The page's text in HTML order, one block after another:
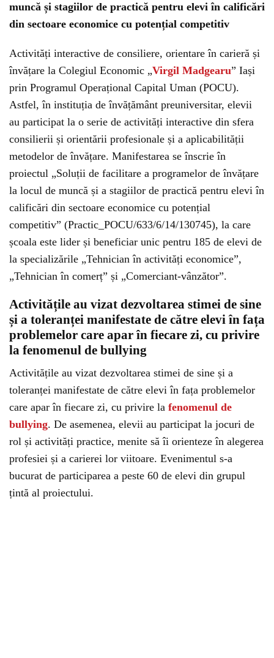
muncă și stagiilor de practică pentru elevi în calificări
din sectoare economice cu potențial competitiv
Activități interactive de consiliere, orientare în carieră și
învățare la Colegiul Economic „Virgil Madgearu” Iași
prin Programul Operațional Capital Uman (POCU).
Astfel, în instituția de învățământ preuniversitar, elevii
au participat la o serie de activități interactive din sfera
consilierii și orientării profesionale și a aplicabilității
metodelor de învățare. Manifestarea se înscrie în
proiectul „Soluții de facilitare a programelor de învățare
la locul de muncă și a stagiilor de practică pentru elevi în
calificări din sectoare economice cu potențial
competitiv” (Practic_POCU/633/6/14/130745), la care
școala este lider și beneficiar unic pentru 185 de elevi de
la specializările „Tehnician în activități economice”,
„Tehnician în comerț” și „Comerciant-vânzător”.
Activitățile au vizat dezvoltarea stimei de sine
și a toleranței manifestate de către elevi în fața
problemelor care apar în fiecare zi, cu privire
la fenomenul de bullying
Activitățile au vizat dezvoltarea stimei de sine și a
toleranței manifestate de către elevi în fața problemelor
care apar în fiecare zi, cu privire la fenomenul de
bullying. De asemenea, elevii au participat la jocuri de
rol și activități practice, menite să îi orienteze în alegerea
profesiei și a carierei lor viitoare. Evenimentul s-a
bucurat de participarea a peste 60 de elevi din grupul
țintă al proiectului.